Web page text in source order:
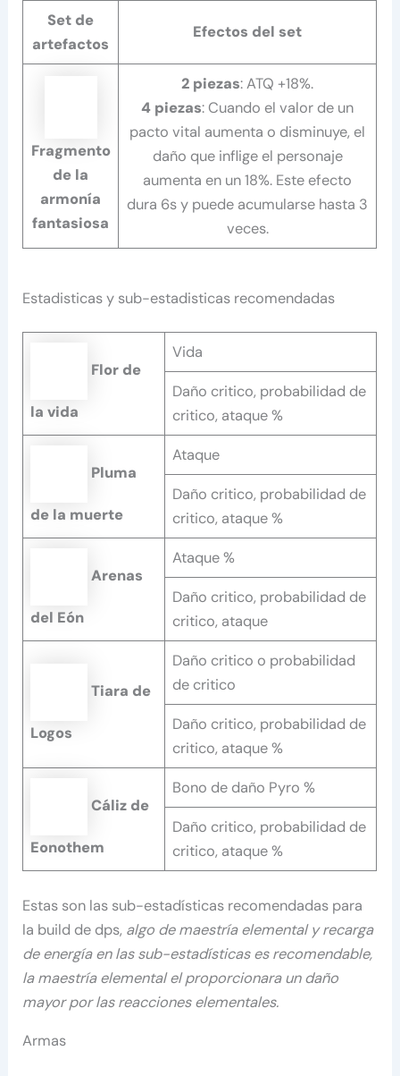
Set de
artefactos
Efectos del set
Fragmento
de la
armonía
fantasiosa
2 piezas: ATQ +18%.
4 piezas: Cuando el valor de un
pacto vital aumenta o disminuye, el
daño que inflige el personaje
aumenta en un 18%. Este efecto
dura 6s y puede acumularse hasta 3
veces.
Estadisticas y sub-estadisticas recomendadas
Flor de
la vida
Vida
Daño critico, probabilidad de
critico, ataque %
Pluma
de la muerte
Ataque
Daño critico, probabilidad de
critico, ataque %
Arenas
del Eón
Ataque %
Daño critico, probabilidad de
critico, ataque
Tiara de
Logos
Daño critico o probabilidad
de critico
Daño critico, probabilidad de
critico, ataque %
Cáliz de
Eonothem
Bono de daño Pyro %
Daño critico, probabilidad de
critico, ataque %
Estas son las sub-estadísticas recomendadas para
la build de dps, algo de maestría elemental y recarga
de energía en las sub-estadísticas es recomendable,
la maestría elemental el proporcionara un daño
mayor por las reacciones elementales.
Armas